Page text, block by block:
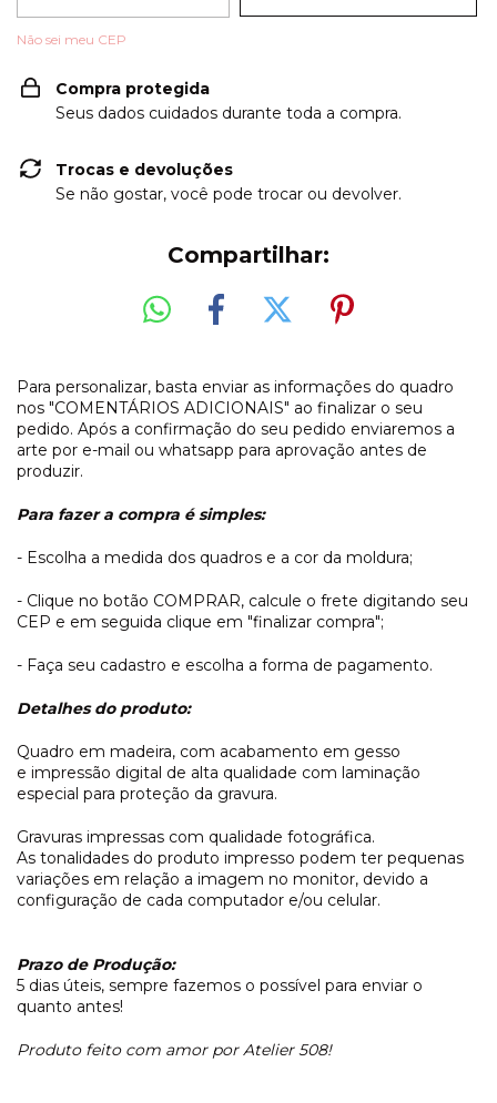
Não sei meu CEP
Compra protegida
Seus dados cuidados durante toda a compra.
Trocas e devoluções
Se não gostar, você pode trocar ou devolver.
Compartilhar:
Para personalizar, basta enviar as informações do quadro
nos "COMENTÁRIOS ADICIONAIS" ao finalizar o seu
pedido. Após a confirmação do seu pedido enviaremos a
arte por e-mail ou whatsapp para aprovação antes de
produzir.
Para fazer a compra é simples:
- Escolha a medida dos quadros e a cor da moldura;
- Clique no botão COMPRAR, calcule o frete digitando seu
CEP e em seguida clique em "finalizar compra";
- Faça seu cadastro e escolha a forma de pagamento.
Detalhes do produto:
Quadro em madeira, com acabamento em gesso
e impressão digital de alta qualidade com laminação
especial para proteção da gravura.
Gravuras impressas com qualidade fotográfica.
As tonalidades do produto impresso podem ter pequenas
variações em relação a imagem no monitor, devido a
configuração de cada computador e/ou celular.
Prazo de Produção:
5 dias úteis, sempre fazemos o possível para enviar o
quanto antes!
Produto feito com amor por Atelier 508!